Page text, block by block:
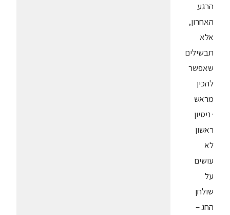
הרגע
האחרון,
אלא
תבשילים
שאפשר
להכין
מראש
· ניסיון
ראשון
לא
עושים
על
שולחן
החג –